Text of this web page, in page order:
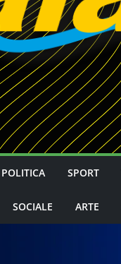
POLITICA SPORT
SOCIALE ARTE